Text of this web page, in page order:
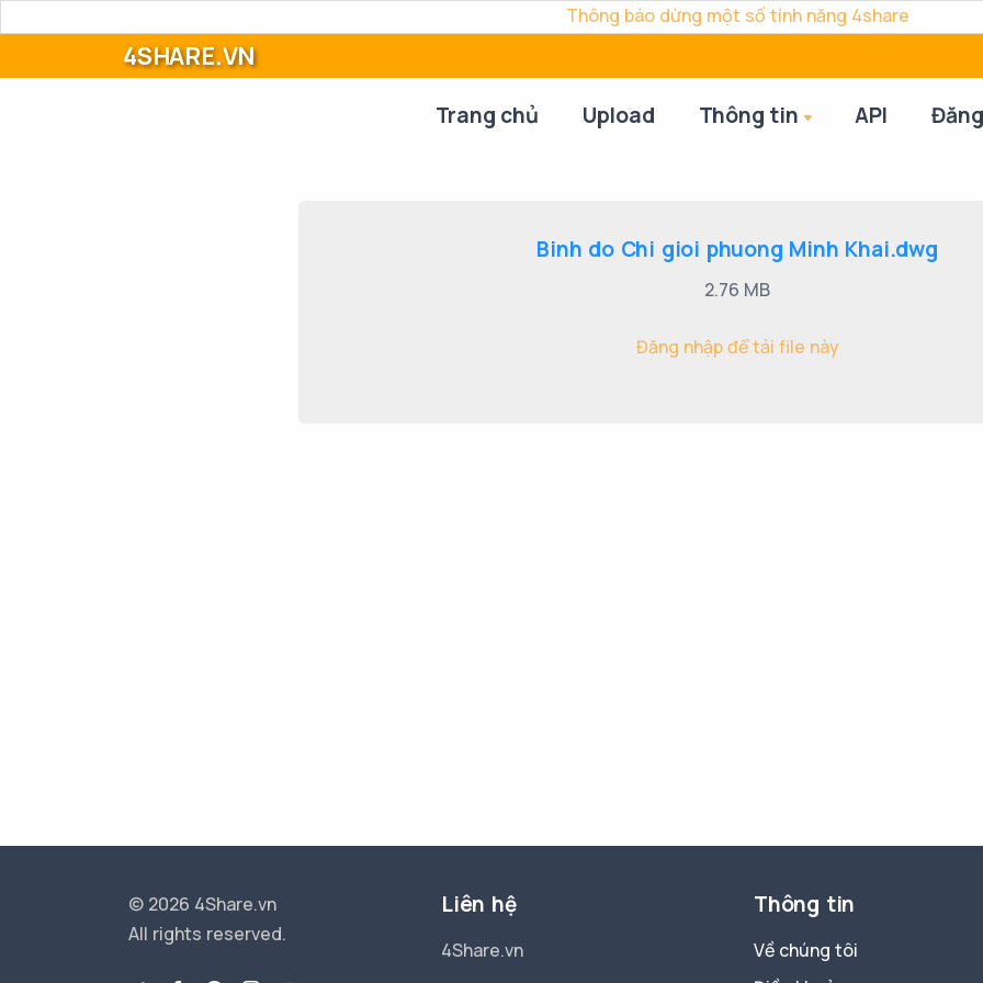
Thông báo dừng một số tính năng 4share
4SHARE.VN
Trang chủ Upload Thông tin API
Binh do Chi gioi phuong Minh Khai.dwg
2.76 MB
Đăng nhập để tải file này
© 2026 4Share.vn
All rights reserved.
Liên hệ
4Share.vn
Thông tin
Về chúng tôi